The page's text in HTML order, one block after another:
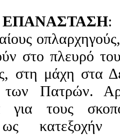
:
στο πλευρό
στη μάχη στα
Πατρών.
για τους
ως